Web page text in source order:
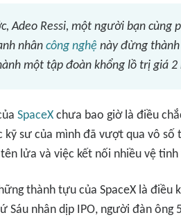
Adeo Ressi, một người bạn cùng
nhân công nghệ này đừng
một tập đoàn khổng lồ trị giá 2
SpaceX chưa bao giờ là điều
kỹ sư của mình đã vượt qua vô số
lửa và việc kết nối nhiều vệ
thành tựu của SpaceX là điều
Sáu nhân dịp IPO, người đàn